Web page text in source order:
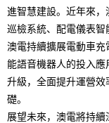
進智慧建設。近年來
巡檢系統、配電儀表智
澳電持續擴展電動車
能語音機器人的投入
升級，全面提升運營
礎。
展望未來，澳電將持